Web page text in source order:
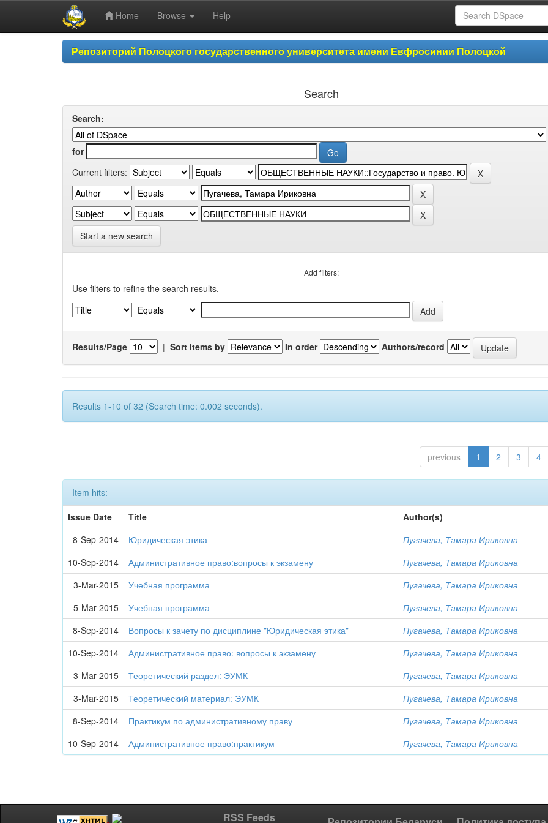
Home Browse Help
Репозиторий Полоцкого государственного университета имени Евфросинии Полоцкой
Search
Search:
for
Current filters:
Start a new search
Add filters:
Use filters to refine the search results.
Results/Page | Sort items by In order Authors/record
Results 1-10 of 32 (Search time: 0.002 seconds).
previous 1 2 3 4
Item hits:
Issue Date
Title
Author(s)
8-Sep-2014
Юридическая этика
Пугачева, Тамара Ириковна
10-Sep-2014
Административное право:вопросы к экзамену
Пугачева, Тамара Ириковна
3-Mar-2015
Учебная программа
Пугачева, Тамара Ириковна
5-Mar-2015
Учебная программа
Пугачева, Тамара Ириковна
8-Sep-2014
Вопросы к зачету по дисциплине "Юридическая этика"
Пугачева, Тамара Ириковна
10-Sep-2014
Административное право: вопросы к экзамену
Пугачева, Тамара Ириковна
3-Mar-2015
Теоретический раздел: ЭУМК
Пугачева, Тамара Ириковна
3-Mar-2015
Теоретический материал: ЭУМК
Пугачева, Тамара Ириковна
8-Sep-2014
Практикум по административному праву
Пугачева, Тамара Ириковна
10-Sep-2014
Административное право:практикум Пугачева, Тамара Ириковна
RSS Feeds